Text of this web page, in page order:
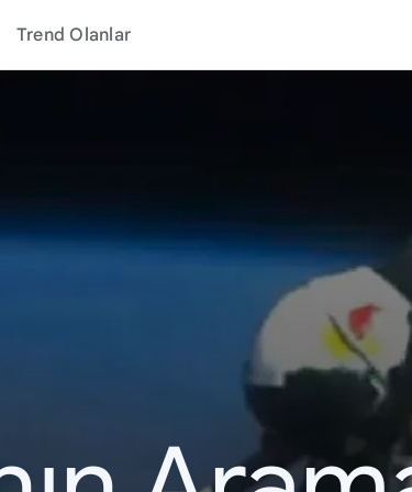
Trend Olanlar